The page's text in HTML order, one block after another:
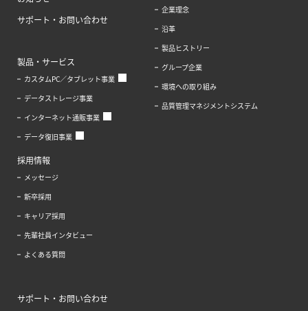
サポート・お問い合わせ
製品・サービス
カスタムPC／タブレット事業
データストレージ事業
インターネット通販事業
データ復旧事業
企業理念
沿革
製品ヒストリー
グループ企業
環境への取り組み
品質管理マネジメントシステム
採用情報
メッセージ
新卒採用
キャリア採用
先輩社員インタビュー
よくある質問
サポート・お問い合わせ